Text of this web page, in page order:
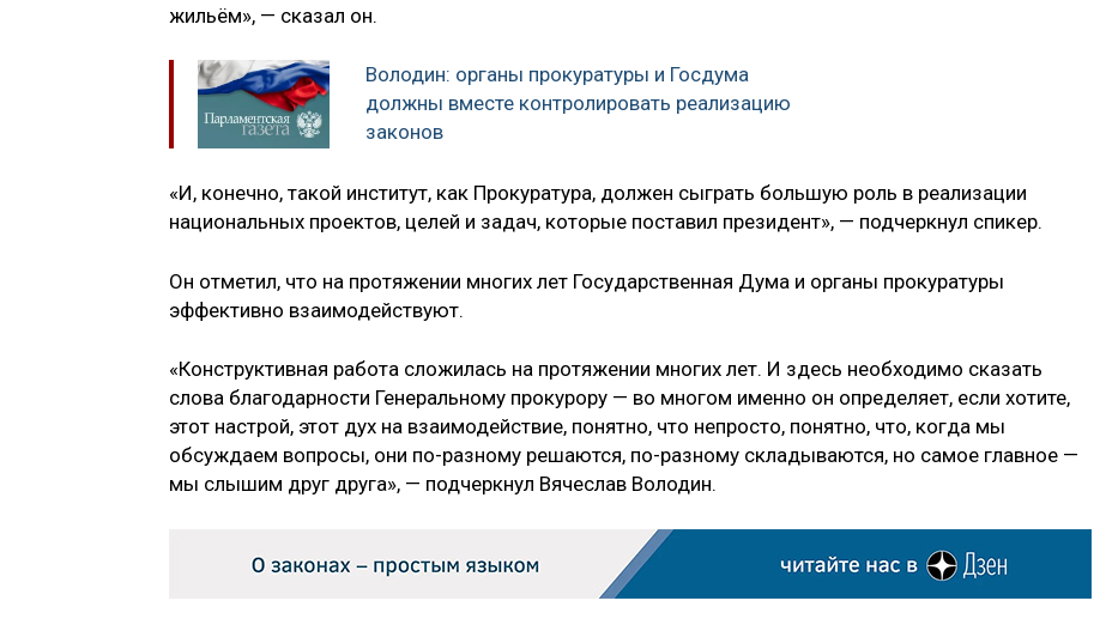
жильём», — сказал он.
Володин: органы прокуратуры и Госдума
должны вместе контролировать реализацию
законов
«И, конечно, такой институт, как Прокуратура, должен сыграть большую роль в реализации
национальных проектов, целей и задач, которые поставил президент», — подчеркнул спикер.
Он отметил, что на протяжении многих лет Государственная Дума и органы прокуратуры
эффективно взаимодействуют.
«Конструктивная работа сложилась на протяжении многих лет. И здесь необходимо сказать
слова благодарности Генеральному прокурору — во многом именно он определяет, если хотите,
этот настрой, этот дух на взаимодействие, понятно, что непросто, понятно, что, когда мы
обсуждаем вопросы, они по-разному решаются, по-разному складываются, но самое главное —
мы слышим друг друга», — подчеркнул Вячеслав Володин.